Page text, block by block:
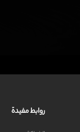
روابط مفيدة